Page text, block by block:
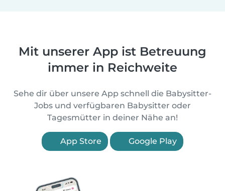
Mit unserer App ist Betreuung
immer in Reichweite
Sehe dir über unsere App schnell die Babysitter-
Jobs und verfügbaren Babysitter oder
Tagesmütter in deiner Nähe an!
App Store Google Play